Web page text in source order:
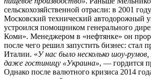
сельскохозяйственной отрасли: в 2001
Московский технический автодорожный
устроился помощником генерального
Коми». Менеджером в «нефтянке» он
после чего решил запустить бизнес: стал
Италии. «У нас было несколько шоу-
даже гостиницу «Украина», — гордится
Однако после валютного кризиса 2014